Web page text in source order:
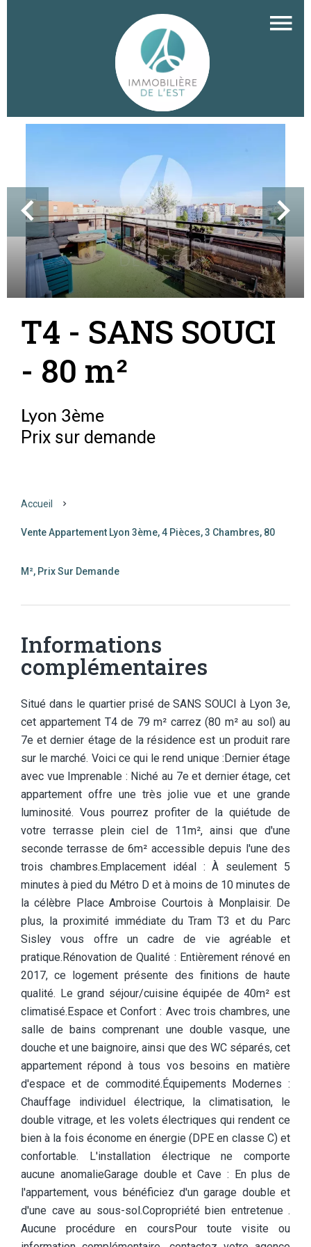
T4 - SANS SOUCI
- 80 m²
Lyon 3ème
Prix sur demande
Accueil
Vente Appartement Lyon 3ème, 4 Pièces, 3 Chambres, 80
M², Prix Sur Demande
Informations
complémentaires
Situé dans le quartier prisé de SANS SOUCI à Lyon 3e,
cet appartement T4 de 79 m² carrez (80 m² au sol) au
7e et dernier étage de la résidence est un produit rare
sur le marché. Voici ce qui le rend unique :Dernier étage
avec vue Imprenable : Niché au 7e et dernier étage, cet
appartement offre une très jolie vue et une grande
luminosité. Vous pourrez profiter de la quiétude de
votre terrasse plein ciel de 11m², ainsi que d'une
seconde terrasse de 6m² accessible depuis l'une des
trois chambres.Emplacement idéal : À seulement 5
minutes à pied du Métro D et à moins de 10 minutes de
la célèbre Place Ambroise Courtois à Monplaisir. De
plus, la proximité immédiate du Tram T3 et du Parc
Sisley vous offre un cadre de vie agréable et
pratique.Rénovation de Qualité : Entièrement rénové en
2017, ce logement présente des finitions de haute
qualité. Le grand séjour/cuisine équipée de 40m² est
climatisé.Espace et Confort : Avec trois chambres, une
salle de bains comprenant une double vasque, une
douche et une baignoire, ainsi que des WC séparés, cet
appartement répond à tous vos besoins en matière
d'espace et de commodité.Équipements Modernes :
Chauffage individuel électrique, la climatisation, le
double vitrage, et les volets électriques qui rendent ce
bien à la fois économe en énergie (DPE en classe C) et
confortable. L'installation électrique ne comporte
aucune anomalieGarage double et Cave : En plus de
l'appartement, vous bénéficiez d'un garage double et
d'une cave au sous-sol.Copropriété bien entretenue .
Aucune procédure en coursPour toute visite ou